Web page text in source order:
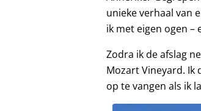
unieke verhaal van
ik met eigen ogen –
Zodra ik de afslag
Mozart Vineyard. Ik
op te vangen als ik